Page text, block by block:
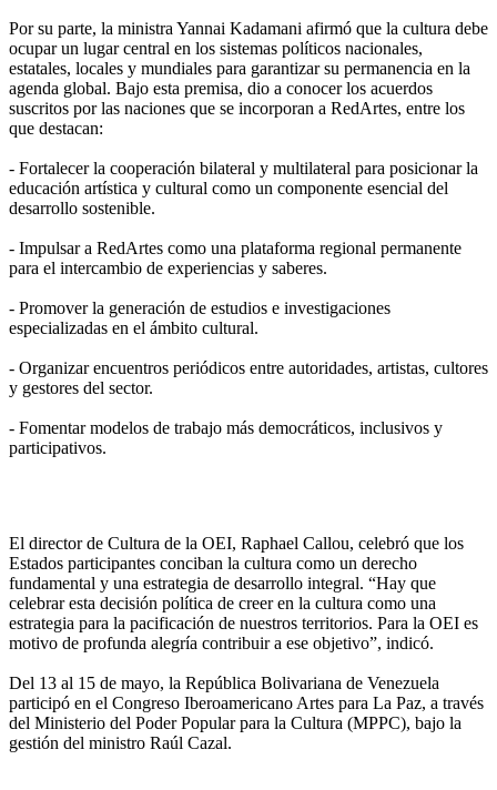
‎Por su parte, la ministra Yannai Kadamani afirmó que la cultura debe
ocupar un lugar central en los sistemas políticos nacionales,
estatales, locales y mundiales para garantizar su permanencia en la
agenda global. Bajo esta premisa, dio a conocer los acuerdos
suscritos por las naciones que se incorporan a RedArtes, entre los
que destacan:
‎- Fortalecer la cooperación bilateral y multilateral para posicionar la
educación artística y cultural como un componente esencial del
desarrollo sostenible.
‎- Impulsar a RedArtes como una plataforma regional permanente
para el intercambio de experiencias y saberes.
‎- Promover la generación de estudios e investigaciones
especializadas en el ámbito cultural.
‎- Organizar encuentros periódicos entre autoridades, artistas, cultores
y gestores del sector.
‎- Fomentar modelos de trabajo más democráticos, inclusivos y
participativos.
‎El director de Cultura de la OEI, Raphael Callou, celebró que los
Estados participantes conciban la cultura como un derecho
fundamental y una estrategia de desarrollo integral. “Hay que
celebrar esta decisión política de creer en la cultura como una
estrategia para la pacificación de nuestros territorios. Para la OEI es
motivo de profunda alegría contribuir a ese objetivo”, indicó.
‎Del 13 al 15 de mayo, la República Bolivariana de Venezuela
participó en el Congreso Iberoamericano Artes para La Paz, a través
del Ministerio del Poder Popular para la Cultura (MPPC), bajo la
gestión del ministro Raúl Cazal.